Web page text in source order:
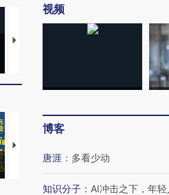
视线｜HYROX的吸金
马航飞行员
粒摇头丸
【推广】走进第四届链博
会，让数智科技“链”接产
有意思的生
视频
博客
唐涯 ： 多看少动
知识分子 ： AI冲击之下，年